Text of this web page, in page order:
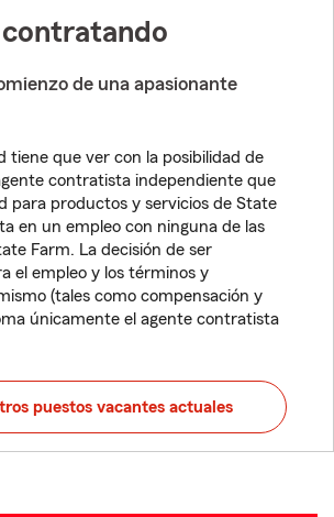
de una apasionante
tiene que ver con la posibilidad de
contratista independiente que
para productos y servicios de State
en un empleo con ninguna de las
Farm. La decisión de ser
el empleo y los términos y
(tales como compensación y
únicamente el agente contratista
puestos vacantes actuales